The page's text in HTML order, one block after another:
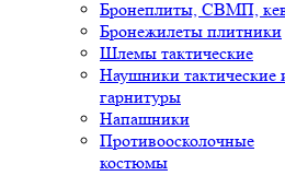
Бронеплиты, СВМП,
Бронежилеты плитники
Шлемы тактические
Наушники тактические
гарнитуры
Напашники
Противоосколочные
костюмы